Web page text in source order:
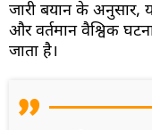
जारी बयान के अनुसार,
और वर्तमान वैश्विक
जाता है।